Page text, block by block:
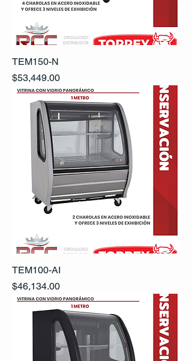
TEM150-N
Precio
$53,449.00
TEM100-AI
Precio
$46,134.00